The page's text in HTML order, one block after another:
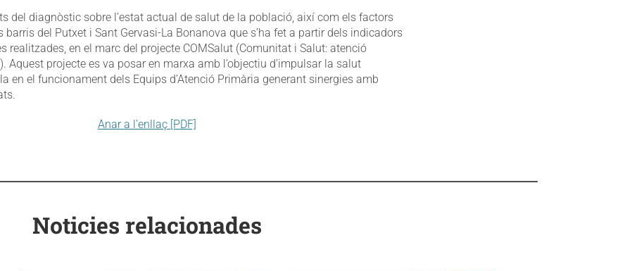
del diagnòstic sobre l’estat actual de salut de la població, així com els factors
barris del Putxet i Sant Gervasi-La Bonanova que s’ha fet a partir dels indicadors
realitzades, en el marc del projecte COMSalut (Comunitat i Salut: atenció
Aquest projecte es va posar en marxa amb l’objectiu d’impulsar la salut
en el funcionament dels Equips d’Atenció Primària generant sinergies amb
Anar a l’enllaç [PDF]
Noticies relacionades